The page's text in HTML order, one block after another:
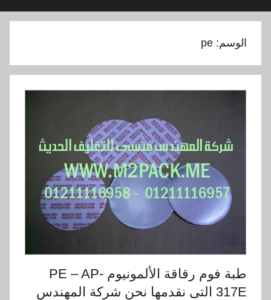
الوسم: pe
طبة فوم رقاقة الألمونيوم PE – AP-
317E التى نقدمها نحن شركة المهندس